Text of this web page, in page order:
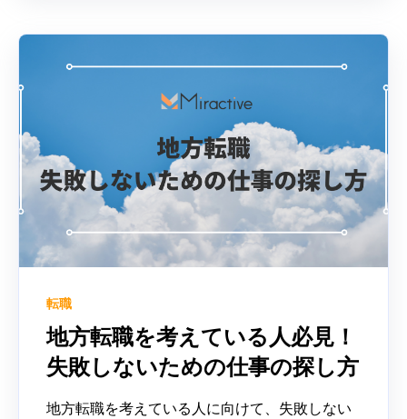
転職
地方転職を考えている人必見！
失敗しないための仕事の探し方
地方転職を考えている人に向けて、失敗しない